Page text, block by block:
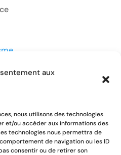
aux
nous utilisons des technologies
et/ou accéder aux informations des
technologies nous permettra de
de navigation ou les ID
consentir ou de retirer son